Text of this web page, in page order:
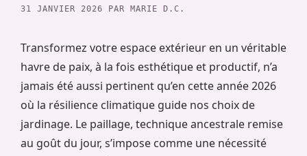
31 JANVIER 2026 PAR MARIE D.C.
Transformez votre espace extérieur en un véritable
havre de paix, à la fois esthétique et productif, n’a
jamais été aussi pertinent qu’en cette année 2026
où la résilience climatique guide nos choix de
jardinage. Le paillage, technique ancestrale remise
au goût du jour, s’impose comme une nécessité